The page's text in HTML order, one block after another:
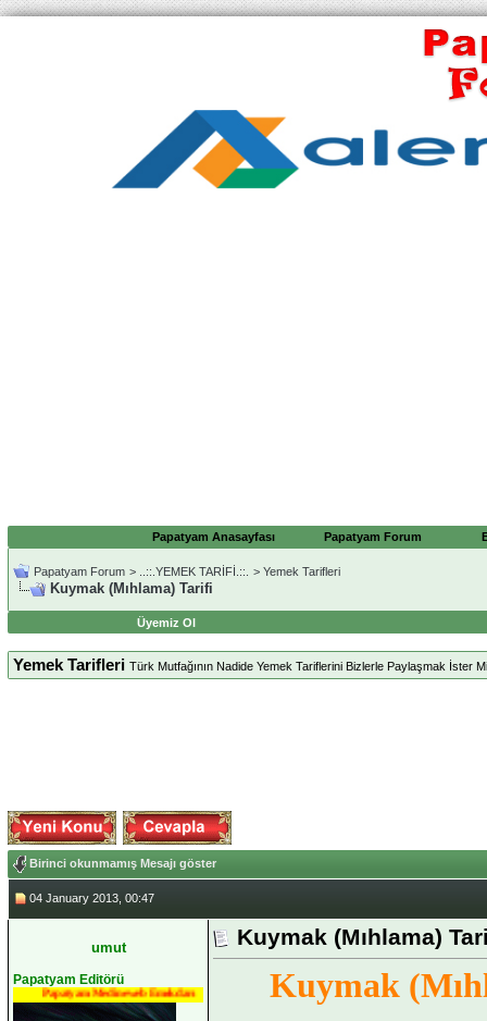
Papatyam Anasayfası Papatyam Forum
Papatyam Forum > ..::.YEMEK TARİFİ.::. > Yemek Tarifleri
Kuymak (Mıhlama) Tarifi
Üyemiz Ol
Yemek Tarifleri Türk Mutfağının Nadide Yemek Tariflerini Bizlerle Paylaşmak İster
Birinci okunmamış Mesajı göster
04 January 2013, 00:47
umut
Papatyam Editörü
Papatyam Medineweb Emekdarı
Kuymak (Mıhlama)
Kuymak